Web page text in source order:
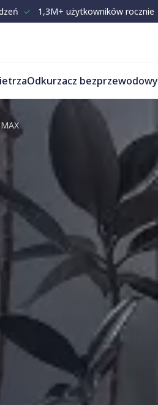
✓ 1,3M+ użytkowników rocznie
Odkurzacz bezprzewodowy